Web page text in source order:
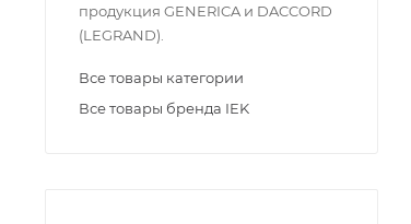
продукция GENERICA и DACCORD
(LEGRAND).
Все товары категории
Все товары бренда IEK